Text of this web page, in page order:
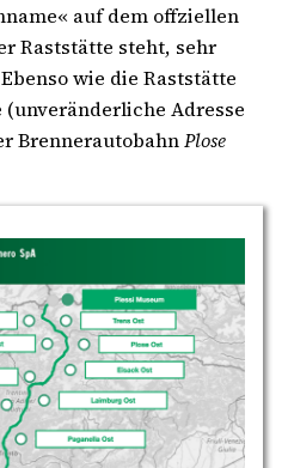
auf dem offziellen
Raststätte steht, sehr
wie die Raststätte
(unveränderliche Adresse
BrennerautobahnPlose